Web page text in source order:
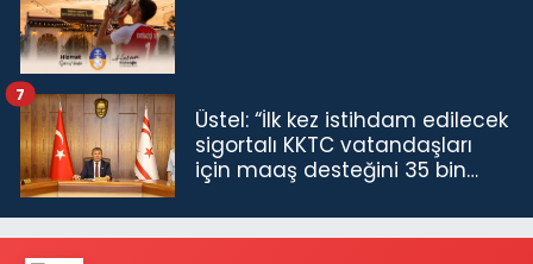
Üstel: “İlk kez istihdam edilecek
sigortalı KKTC vatandaşları
için maaş desteğini 35 bin
7